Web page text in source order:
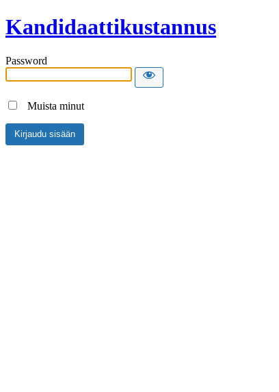
Kandidaattikustannus
Password
Muista minut